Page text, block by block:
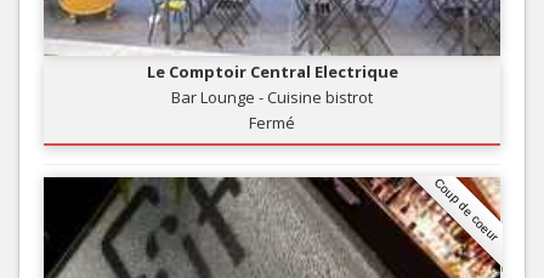
Le Comptoir Central Electrique
Bar Lounge - Cuisine bistrot
Fermé
Coup de coeur